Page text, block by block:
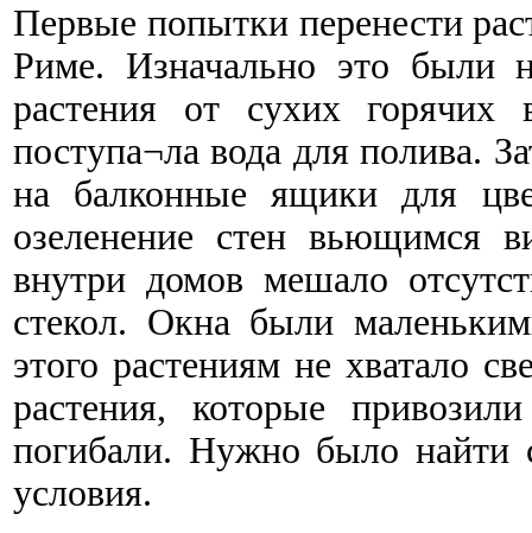
Первые попытки перенести
Риме. Изначально это были
растения от сухих
поступа¬ла вода для полива.
на балконные ящики для
озеленение стен вьющимся
внутри домов мешало
стекол. Окна были
этого растениям не хватало
растения, которые
погибали. Нужно было найти
условия.